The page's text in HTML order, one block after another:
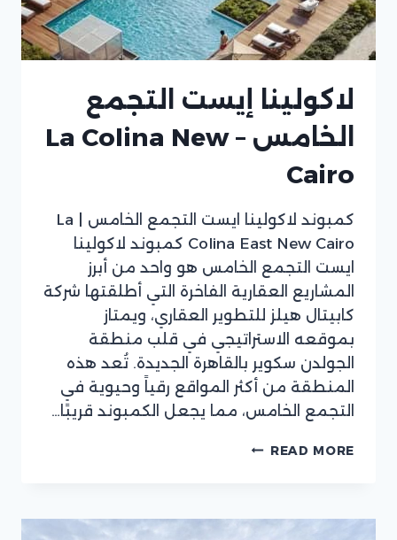
لاكولينا إيست التجمع
الخامس – La Colina New
Cairo
كمبوند لاكولينا ايست التجمع الخامس | La
Colina East New Cairo كمبوند لاكولينا
ايست التجمع الخامس هو واحد من أبرز
المشاريع العقارية الفاخرة التي أطلقتها شركة
كابيتال هيلز للتطوير العقاري، ويمتاز
بموقعه الاستراتيجي في قلب منطقة
الجولدن سكوير بالقاهرة الجديدة. تُعد هذه
المنطقة من أكثر المواقع رقياً وحيوية في
التجمع الخامس، مما يجعل الكمبوند قريبًا…
READ MORE لاكولينا
–